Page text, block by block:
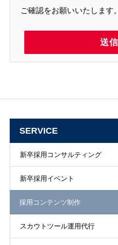
ご確認をお願いいたします。
SERVICE
新卒採用コンサルティング
新卒採用イベント
採用コンテンツ制作
スカウトツール運用代行